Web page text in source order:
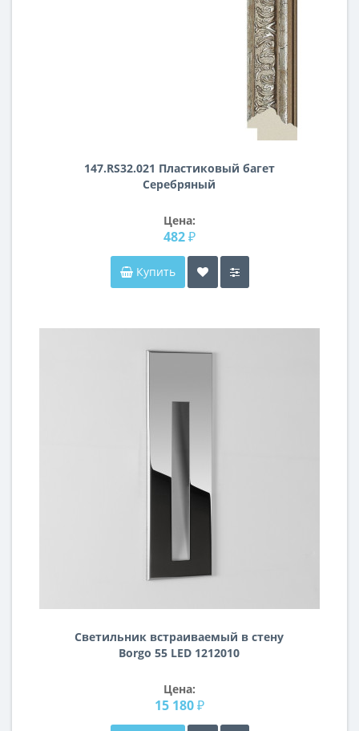
147.RS32.021 Пластиковый багет
Серебряный
Цена:
482 ₽
Купить
Светильник встраиваемый в стену
Borgo 55 LED 1212010
Цена:
15 180 ₽